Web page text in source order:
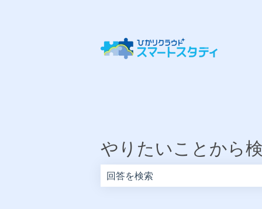
やりたいことから